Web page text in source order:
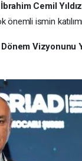
İbrahim Cemil Yıldız
ismin
Vizyonunu